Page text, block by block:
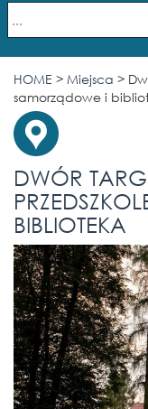
HOME > Miejsca >
samorządowe i
DWÓR
BIBLIOTEKA